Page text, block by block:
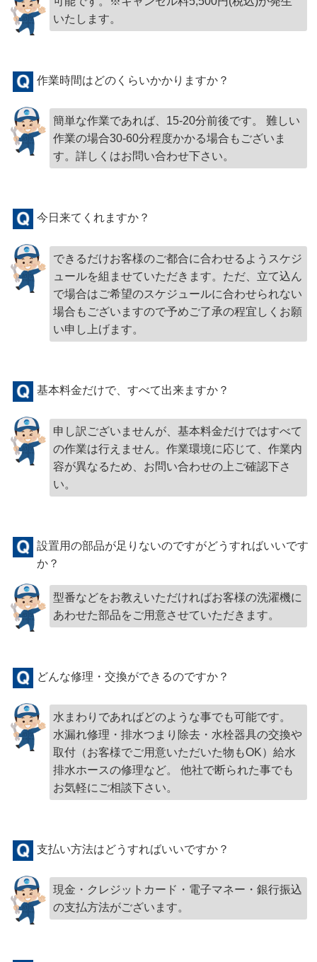
いたします。
作業時間はどのくらいかかりますか？
簡単な作業であれば、15-20分前後です。 難しい
作業の場合30-60分程度かかる場合もございま
す。詳しくはお問い合わせ下さい。
今日来てくれますか？
できるだけお客様のご都合に合わせるようスケジ
ュールを組ませていただきます。ただ、立て込ん
で場合はご希望のスケジュールに合わせられない
場合もございますので予めご了承の程宜しくお願
い申し上げます。
基本料金だけで、すべて出来ますか？
申し訳ございませんが、基本料金だけではすべて
の作業は行えません。作業環境に応じて、作業内
容が異なるため、お問い合わせの上ご確認下さ
い。
設置用の部品が足りないのですがどうすればいいです
か？
型番などをお教えいただければお客様の洗濯機に
あわせた部品をご用意させていただきます。
どんな修理・交換ができるのですか？
水まわりであればどのような事でも可能です。
水漏れ修理・排水つまり除去・水栓器具の交換や
取付（お客様でご用意いただいた物もOK）給水
排水ホースの修理など。 他社で断られた事でも
お気軽にご相談下さい。
支払い方法はどうすればいいですか？
現金・クレジットカード・電子マネー・銀行振込
の支払方法がございます。